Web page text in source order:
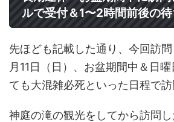
ルで受付＆1〜2時間前後の
先ほども記載した通り、今回訪
月11日（日）、お盆期間中＆日
ても大混雑必死といった日程で訪
神庭の滝の観光をしてから訪問